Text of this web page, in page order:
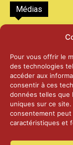
Pour vous offrir le
des technologies
accéder aux
consentir à ces
données telles que
uniques sur ce
consentement
caractéristiques et
Médias